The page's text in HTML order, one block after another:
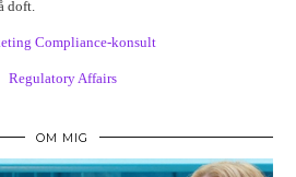
doft.
Compliance-konsult
Regulatory Affairs
OM MIG